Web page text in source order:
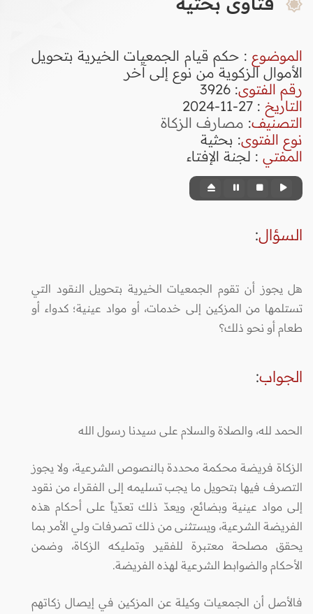
الموضوع : حكم قيام الجمعيات الخيرية بتحويل
الأموال الزكوية من نوع إلى آخر
رقم الفتوى:
3926
التاريخ : 27-11-2024
التصنيف: مصارف الزكاة
نوع الفتوى: بحثية
المفتي : لجنة الإفتاء
السؤال:
هل يجوز أن تقوم الجمعيات الخيرية بتحويل النقود التي
تستلمها من المزكين إلى خدمات، أو مواد عينية؛ كدواء أو
طعام أو نحو ذلك؟
الجواب:
الحمد لله، والصلاة والسلام على سيدنا رسول الله
الزكاة فريضة محكمة محددة بالنصوص الشرعية، ولا يجوز
التصرف فيها بتحويل ما يجب تسليمه إلى الفقراء من نقود
إلى مواد عينية وبضائع، ويعدّ ذلك تعدّياً على أحكام هذه
الفريضة الشرعية، ويستثنى من ذلك تصرفات ولي الأمر بما
يحقق مصلحة معتبرة للفقير وتمليكه الزكاة، وضمن
الأحكام والضوابط الشرعية لهذه الفريضة.
فالأصل أن الجمعيات وكيلة عن المزكين في إيصال زكاتهم